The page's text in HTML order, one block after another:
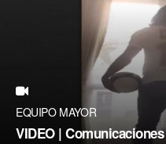
EQUIPO MAYOR
VIDEO |